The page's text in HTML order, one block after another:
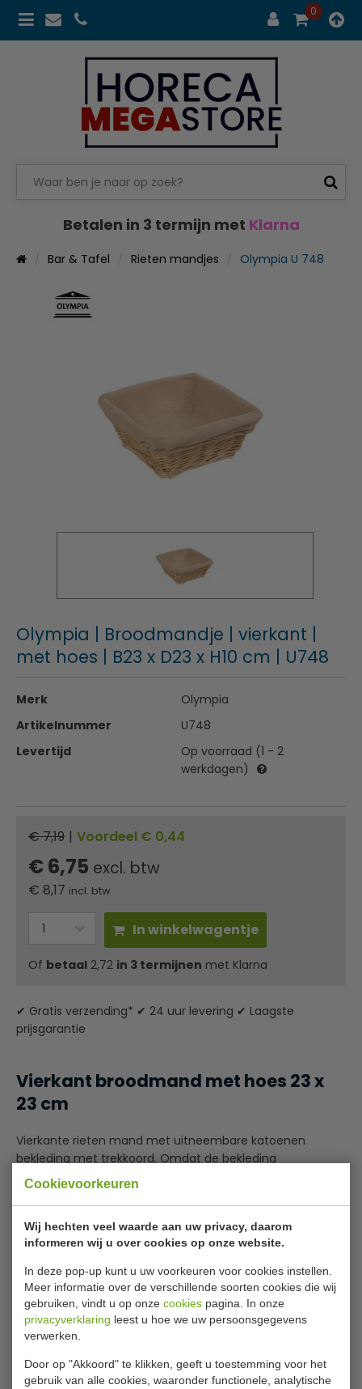
Cookievoorkeuren
Wij hechten veel waarde aan uw privacy, daarom
informeren wij u over cookies op onze website.
In deze pop-up kunt u uw voorkeuren voor cookies instellen.
Meer informatie over de verschillende soorten cookies die wij
gebruiken, vindt u op onze cookies pagina. In onze
privacyverklaring leest u hoe we uw persoonsgegevens
verwerken.
Door op "Akkoord" te klikken, geeft u toestemming voor het
gebruik van alle cookies, waaronder functionele, analytische
0
Betalen in 3 termijn met Klarna
Bar & Tafel Rieten mandjes Olympia U 748
Olympia | Broodmandje | vierkant |
met hoes | B23 x D23 x H10 cm | U748
Merk
Olympia
Artikelnummer
U748
Levertijd
Op voorraad (1 - 2
werkdagen)
€ 7,19 | Voordeel € 0,44
€ 6,75 excl. btw
€ 8,17 incl. btw
In winkelwagentje
Of betaal 2,72 in 3 termijnen met Klarna
✔ Gratis verzending* ✔ 24 uur levering ✔ Laagste
prijsgarantie
Vierkant broodmand met hoes 23 x
23 cm
Vierkante rieten mand met uitneembare katoenen
bekleding met trekkoord. Omdat de bekleding
uitneembaar is, kunt u na gebruik de kruimels gemakkelijk
banket.
Specificaties
Model
U 748
Maten
23 x 23 cm
Hoog